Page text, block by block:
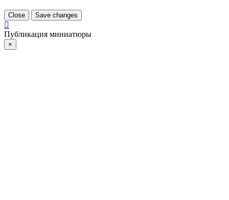
Close Save changes
Публикация миниатюры
×